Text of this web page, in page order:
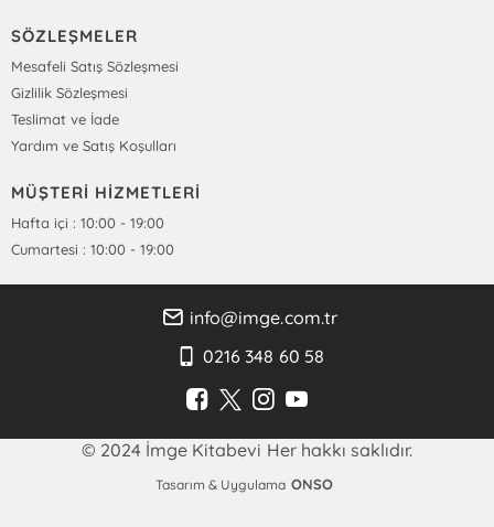
SÖZLEŞMELER
Mesafeli Satış Sözleşmesi
Gizlilik Sözleşmesi
Teslimat ve İade
Yardım ve Satış Koşulları
MÜŞTERİ HİZMETLERİ
Hafta içi : 10:00 - 19:00
Cumartesi : 10:00 - 19:00
info@imge.com.tr
0216 348 60 58
© 2024 İmge Kitabevi Her hakkı saklıdır.
Tasarım & Uygulama ONSO